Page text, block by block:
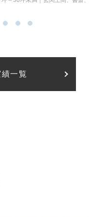
モダン、ナチュラルモダン
埼
、トップライト、フリースペー